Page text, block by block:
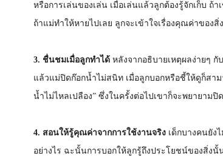
หรือการเล่นของเล่น เมื่อเล่นแล้วลูกต้องรู้จักเก็บ ถ้
ถ้าแม่ทำให้หายไปเลย ลูกจะเข้าใจเรื่องคุณค่าของ
3. ชื่นชมเมื่อลูกทำได้ หลังจากอธิบายเหตุผลง่ายๆ
แล้วแม่ปิดก๊อกน้ำไม่สนิท เมื่อลูกบอกหรือชี้ให้ดูก็สา
น้ำไม่ไหลเปลือง” ซึ่งในครั้งต่อไปเขาก็จะพยายา
4. สอนให้รู้คุณค่าจากการใช้งานจริง เด็กบางคนยัง
อย่างไร ฉะนั้นการบอกให้ลูกรู้ถึงประโยชน์ของสิ่ง